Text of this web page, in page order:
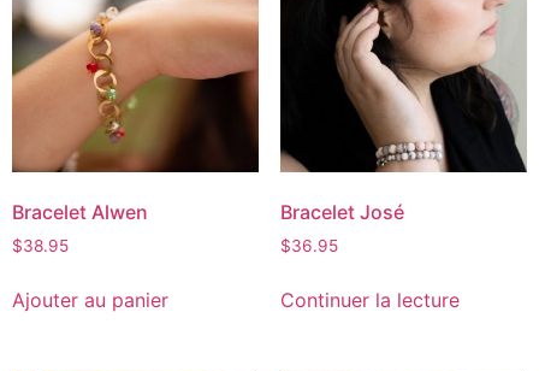
Bracelet Alwen
$38.95
Ajouter au panier
Bracelet José
$36.95
Continuer la lecture